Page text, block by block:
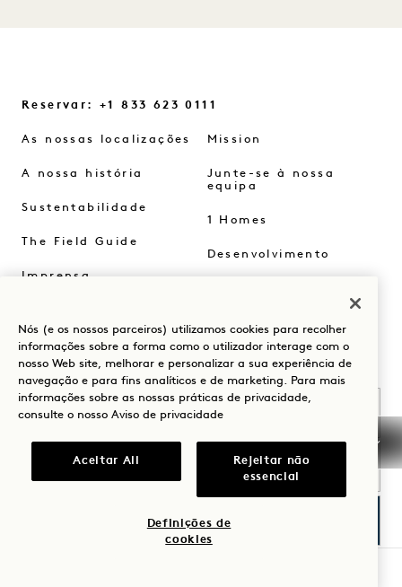
Reservar: +1 833 623 0111
As nossas localizações
A nossa história
Sustentabilidade
The Field Guide
Imprensa
Mission
Junte-se à nossa
equipa
1 Homes
Desenvolvimento
Seja o primeiro a saber tudo sobre 1 Hotels.
Nome próprio
Nós (e os nossos parceiros) utilizamos cookies para recolher
informações sobre a forma como o utilizador interage com o
nosso Web site, melhorar e personalizar a sua experiência de
navegação e para fins analíticos e de marketing. Para mais
informações sobre as nossas práticas de privacidade,
consulte o nosso Aviso de privacidade
Aceitar All
Rejeitar não
essencial
Definições de
cookies